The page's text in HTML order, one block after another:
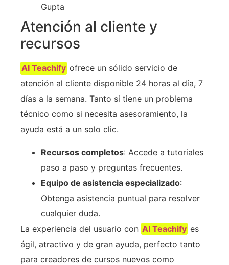
Gupta
Atención al cliente y
recursos
AI Teachify ofrece un sólido servicio de
atención al cliente disponible 24 horas al día, 7
días a la semana. Tanto si tiene un problema
técnico como si necesita asesoramiento, la
ayuda está a un solo clic.
Recursos completos: Accede a tutoriales
paso a paso y preguntas frecuentes.
Equipo de asistencia especializado:
Obtenga asistencia puntual para resolver
cualquier duda.
La experiencia del usuario con AI Teachify es
ágil, atractivo y de gran ayuda, perfecto tanto
para creadores de cursos nuevos como